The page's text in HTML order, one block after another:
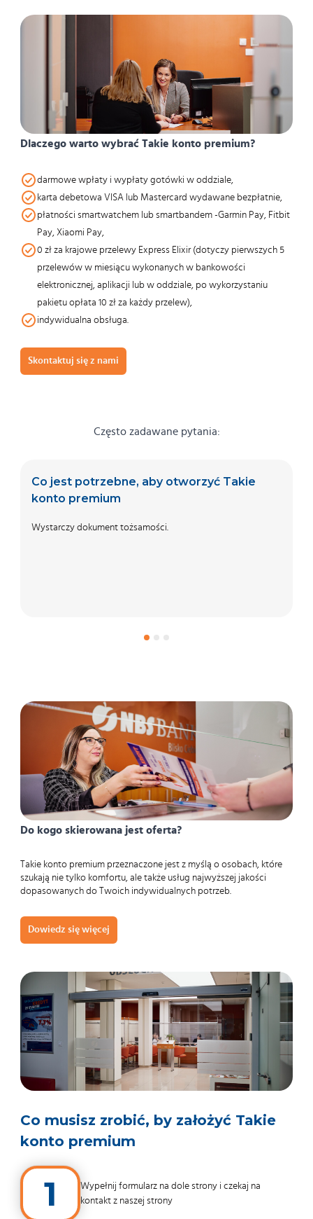
Dlaczego warto wybrać Takie konto premium?
darmowe wpłaty i wypłaty gotówki w oddziale,
karta debetowa VISA lub Mastercard wydawane bezpłatnie,
płatności smartwatchem lub smartbandem -Garmin Pay, Fitbit
Pay, Xiaomi Pay,
0 zł za krajowe przelewy Express Elixir (dotyczy pierwszych 5
przelewów w miesiącu wykonanych w bankowości
elektronicznej, aplikacji lub w oddziale, po wykorzystaniu
pakietu opłata 10 zł za każdy przelew),
indywidualna obsługa.
Skontaktuj się z nami
Często zadawane pytania:
Co jest potrzebne, aby otworzyć Takie
konto premium
Wystarczy dokument tożsamości.
Do kogo skierowana jest oferta?
Takie konto premium przeznaczone jest z myślą o osobach, które
szukają nie tylko komfortu, ale także usług najwyższej jakości
dopasowanych do Twoich indywidualnych potrzeb.
Dowiedz się więcej
Co musisz zrobić, by założyć Takie
konto premium
1
Wypełnij formularz na dole strony i czekaj na
kontakt z naszej strony